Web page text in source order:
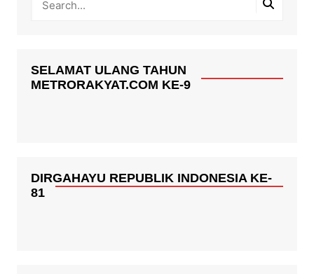
SELAMAT ULANG TAHUN
METRORAKYAT.COM KE-9
DIRGAHAYU REPUBLIK INDONESIA KE-
81